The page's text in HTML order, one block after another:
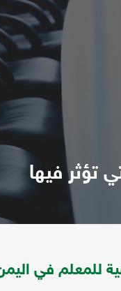
تؤثر فيها
للمعلم في